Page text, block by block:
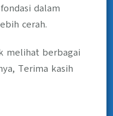
dalam
cerah.
melihat berbagai
Terima kasih